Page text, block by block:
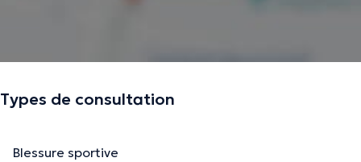
Types de consultation
Blessure sportive